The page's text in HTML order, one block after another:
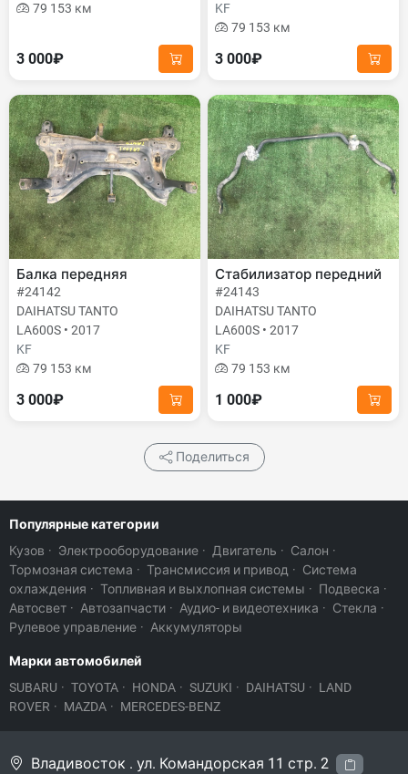
79 153 км
3 000₽
KF
79 153 км
3 000₽
Балка передняя
#24142
DAIHATSU TANTO
LA600S • 2017
KF
79 153 км
3 000₽
Стабилизатор передний
#24143
DAIHATSU TANTO
LA600S • 2017
KF
79 153 км
1 000₽
Поделиться
Популярные категории
Кузов · Электрооборудование · Двигатель · Салон ·
Тормозная система · Трансмиссия и привод · Система
охлаждения · Топливная и выхлопная системы · Подвеска ·
Автосвет · Автозапчасти · Аудио- и видеотехника · Стекла ·
Рулевое управление · Аккумуляторы
Марки автомобилей
SUBARU · TOYOTA · HONDA · SUZUKI · DAIHATSU · LAND
ROVER · MAZDA · MERCEDES-BENZ
Владивосток . ул. Командорская 11 стр. 2